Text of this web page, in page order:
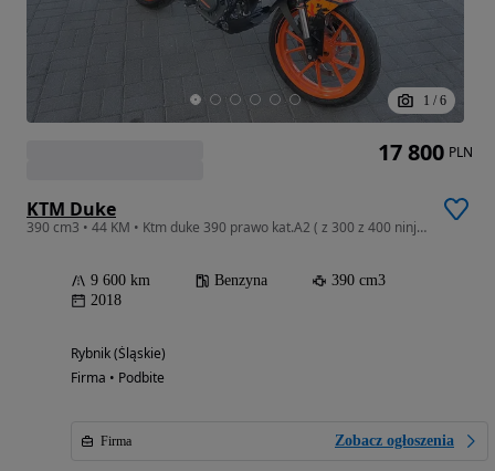
1 / 6
KTM Duke
390 cm3 • 44 KM • Ktm duke 390 prawo kat.A2 ( z 300 z 400 ninja 400 mt 03 bmw g310 )
9 600 km Benzyna
390 cm3
2018
Rybnik (Śląskie)
Firma • Podbite
Firma Zobacz ogłoszenia
17 800 PLN